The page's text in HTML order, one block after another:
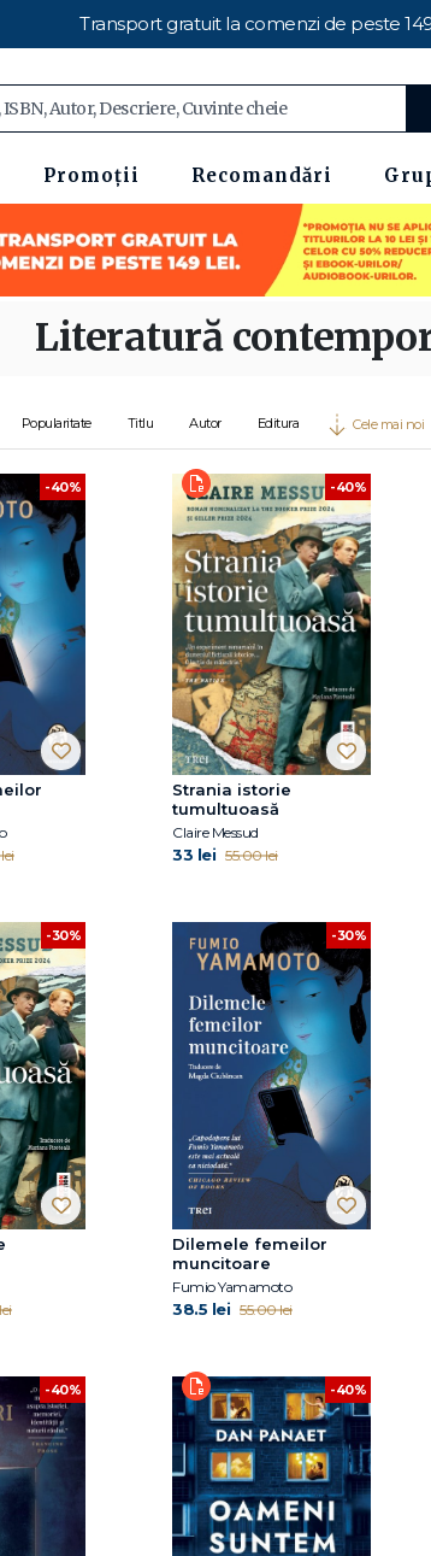
Transport gratuit la comenzi de peste
Promoții Recomandări
Literatură
Popularitate Titlu Autor Editura Cele mai noi
-40% -40%
Strania istorie
tumultuoasă
Claire Messud
33 lei 55.00 lei
-30% -30%
Dilemele femeilor
muncitoare
Fumio Yamamoto
38.5 lei 55.00 lei
-40% -40%